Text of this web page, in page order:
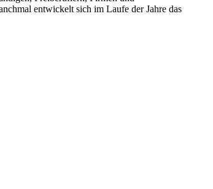
entwickelt sich im Laufe der Jahre das